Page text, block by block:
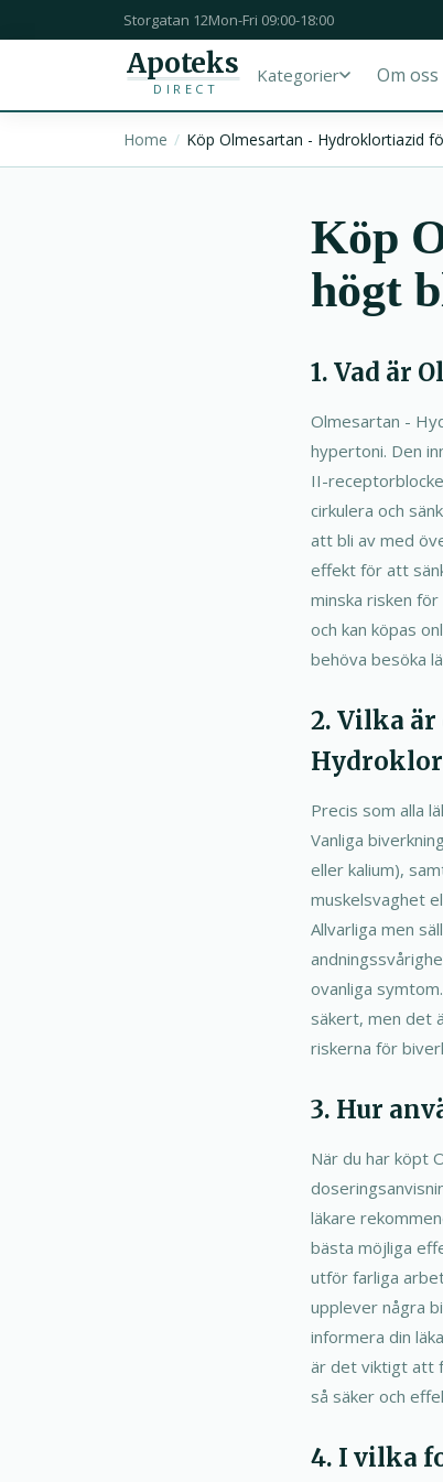
Storgatan 12Mon-Fri 09:00-18:00
Apoteks
DIRECT
Kategorier Om oss
Home Köp Olmesartan - Hydroklortiazid
Köp
högt
1. Vad är
Olmesartan -
hypertoni. Den
II-
cirkulera och
att bli av med
effekt för att
minska risken
och kan köpas
behöva besöka
2. Vilka
Precis som alla
Vanliga
eller kalium),
muskelsvaghet
Allvarliga men
ovanliga
säkert, men det
riskerna för
3. Hur
När du har köpt
läkare
bästa möjliga
utför farliga
upplever några
informera din
är det viktigt att
så säker och
4. I vilka